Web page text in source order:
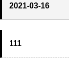
2021-03-16
111